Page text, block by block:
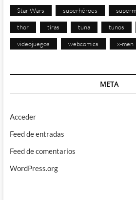
Star Wars superhéroes
thor tiras tuna tunos
videojuegos webcomics x-men
META
Acceder
Feed de entradas
Feed de comentarios
WordPress.org